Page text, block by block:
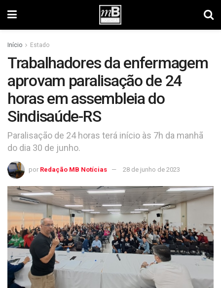
Início Estado
Trabalhadores da enfermagem
aprovam paralisação de 24
horas em assembleia do
Sindisaúde-RS
Paralisação de 24 horas terá início às 7h da manhã
do dia 30 de junho.
por Redação MB Notícias 28 de junho de 2023